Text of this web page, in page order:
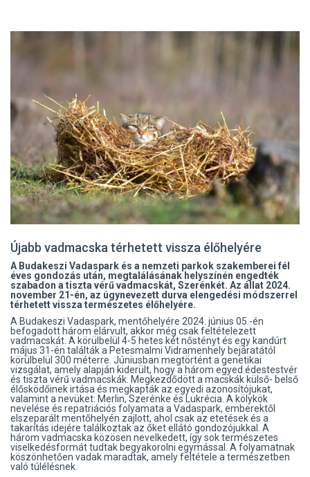
Újabb vadmacska térhetett vissza élőhelyére
A Budakeszi Vadaspark és a nemzeti parkok szakemberei fél
éves gondozás után, megtalálásának helyszínén engedték
szabadon a tiszta vérű vadmacskát, Szerénkét. Az állat 2024.
november 21-én, az úgynevezett durva elengedési módszerrel
térhetett vissza természetes élőhelyére.
A Budakeszi Vadaspark, mentőhelyére 2024. június 05.-én
befogadott három elárvult, akkor még csak feltételezett
vadmacskát. A körülbelül 4-5 hetes két nőstényt és egy kandúrt
május 31-én találták a Petesmalmi Vidramenhely bejáratától
körülbelül 300 méterre. Júniusban megtörtént a genetikai
vizsgálat, amely alapján kiderült, hogy a három egyed édestestvér
és tiszta vérű vadmacskák. Megkezdődött a macskák külső- belső
élősködőinek irtása és megkapták az egyedi azonosítójukat,
valamint a nevüket: Merlin, Szerénke és Lukrécia. A kölykök
nevelése és repatriációs folyamata a Vadaspark, emberektől
elszeparált mentőhelyén zajlott, ahol csak az etetések és a
takarítás idejére találkoztak az őket ellátó gondozójukkal. A
három vadmacska közösen nevelkedett, így sok természetes
viselkedésformát tudtak begyakorolni egymással. A folyamatnak
köszönhetően vadak maradtak, amely feltétele a természetben
való túlélésnek.